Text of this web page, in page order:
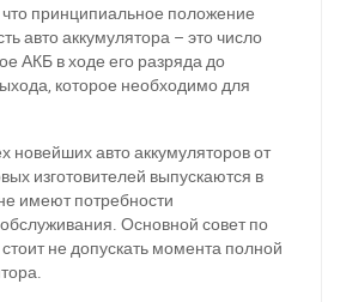
принципиальное положение
авто аккумулятора – это число
АКБ в ходе его разряда до
которое необходимо для
новейших авто аккумуляторов от
изготовителей выпускаются в
имеют потребности
Основной совет по
не допускать момента полной